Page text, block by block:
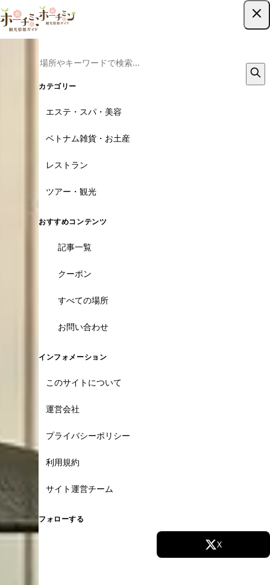
カテゴリー
エステ・スパ・美容
ベトナム雑貨・お土産
レストラン
ツアー・観光
おすすめコンテンツ
記事一覧
クーポン
すべての場所
お問い合わせ
インフォメーション
このサイトについて
運営会社
プライバシーポリシー
利用規約
サイト運営チーム
フォローする
X